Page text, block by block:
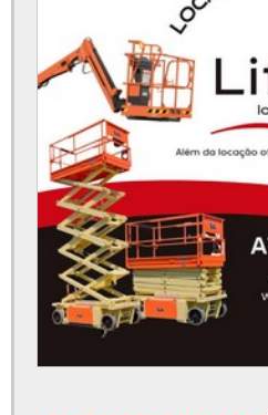
Locação de plataforma aérea
Locação de plataforma de elevação
Locação de plataforma elevatória
Locação de plataforma elevatória
Locação de plataforma elevatória
Locação de plataforma elevatória
Locação de plataforma elevatória
Locação de plataforma elevatória
Locação de plataforma elevatória
Locação de plataforma elevatória